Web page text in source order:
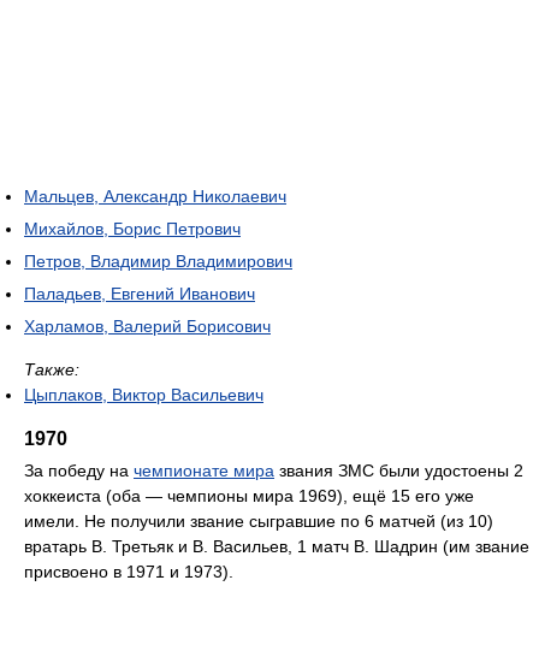
Мальцев, Александр Николаевич
Михайлов, Борис Петрович
Петров, Владимир Владимирович
Паладьев, Евгений Иванович
Харламов, Валерий Борисович
Также:
Цыплаков, Виктор Васильевич
1970
За победу на чемпионате мира звания ЗМС были удостоены 2
хоккеиста (оба — чемпионы мира 1969), ещё 15 его уже
имели. Не получили звание сыгравшие по 6 матчей (из 10)
вратарь В. Третьяк и В. Васильев, 1 матч В. Шадрин (им звание
присвоено в 1971 и 1973).